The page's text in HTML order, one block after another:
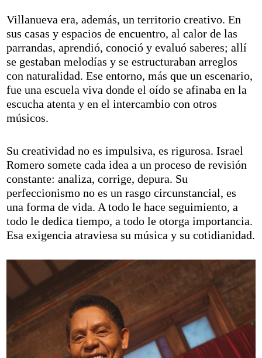
Villanueva era, además, un territorio creativo. En
sus casas y espacios de encuentro, al calor de las
parrandas, aprendió, conoció y evaluó saberes; allí
se gestaban melodías y se estructuraban arreglos
con naturalidad. Ese entorno, más que un escenario,
fue una escuela viva donde el oído se afinaba en la
escucha atenta y en el intercambio con otros
músicos.
Su creatividad no es impulsiva, es rigurosa. Israel
Romero somete cada idea a un proceso de revisión
constante: analiza, corrige, depura. Su
perfeccionismo no es un rasgo circunstancial, es
una forma de vida. A todo le hace seguimiento, a
todo le dedica tiempo, a todo le otorga importancia.
Esa exigencia atraviesa su música y su cotidianidad.